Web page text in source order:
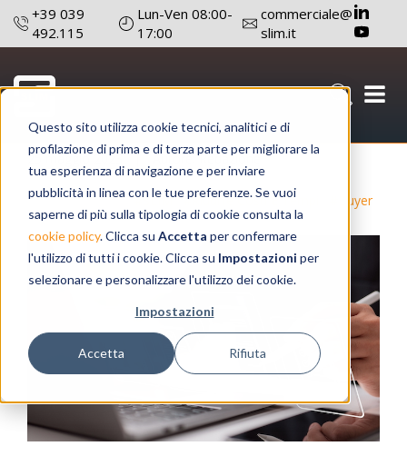
Questo sito utilizza cookie tecnici, analitici e di
profilazione di prima e di terza parte per migliorare la
tua esperienza di navigazione e per inviare
pubblicità in linea con le tue preferenze. Se vuoi
saperne di più sulla tipologia di cookie consulta la
cookie policy. Clicca su Accetta per confermare
l'utilizzo di tutti i cookie. Clicca su Impostazioni per
selezionare e personalizzare l'utilizzo dei cookie.
Impostazioni
Accetta Rifiuta
+39 039
492.115
Lun-Ven 08:00-
17:00
commerciale@
slim.it
25 maggio 2023 Autore: Redazione
#SLIM #Ridurre Costi E Tempi #Buyer